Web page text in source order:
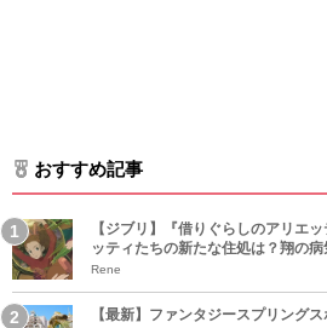
おすすめ記事
【ジブリ】『借りぐらしのアリエ
ッティたちの新たな住処は？翔の病
Rene
【最新】ファンタジースプリング